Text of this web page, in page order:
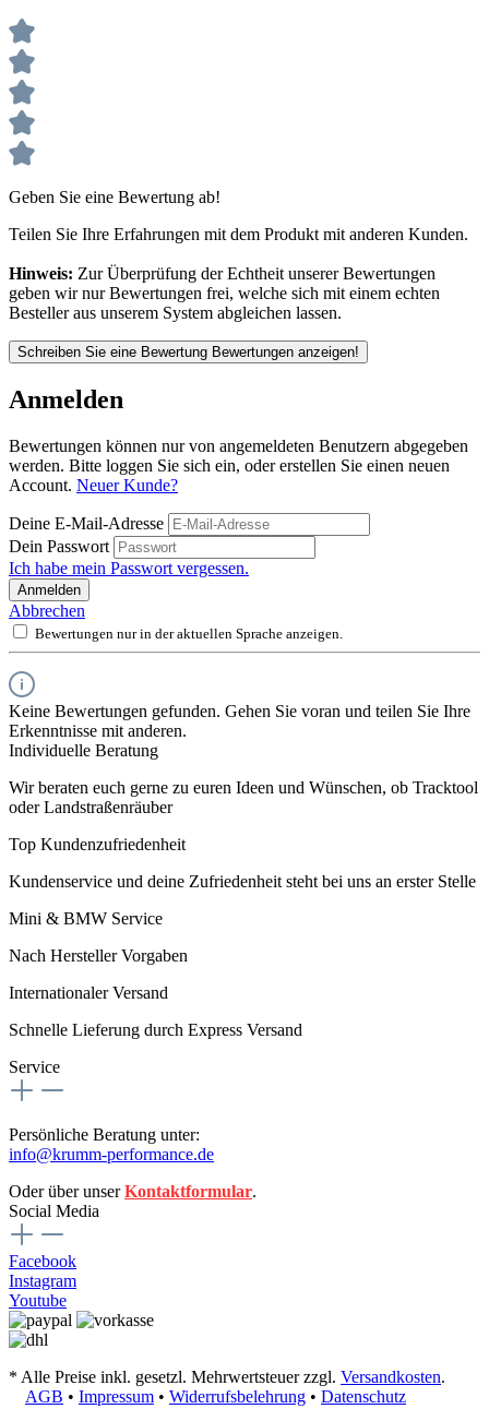
Geben Sie eine Bewertung ab!
Teilen Sie Ihre Erfahrungen mit dem Produkt mit anderen Kunden.
Hinweis: Zur Überprüfung der Echtheit unserer Bewertungen
geben wir nur Bewertungen frei, welche sich mit einem echten
Besteller aus unserem System abgleichen lassen.
Schreiben Sie eine Bewertung Bewertungen anzeigen!
Anmelden
Bewertungen können nur von angemeldeten Benutzern abgegeben
werden. Bitte loggen Sie sich ein, oder erstellen Sie einen neuen
Account. Neuer Kunde?
Deine E-Mail-Adresse
Dein Passwort
Ich habe mein Passwort vergessen.
Anmelden
Abbrechen
Bewertungen nur in der aktuellen Sprache anzeigen.
Keine Bewertungen gefunden. Gehen Sie voran und teilen Sie Ihre
Erkenntnisse mit anderen.
Individuelle Beratung
Wir beraten euch gerne zu euren Ideen und Wünschen, ob Tracktool
oder Landstraßenräuber
Top Kundenzufriedenheit
Kundenservice und deine Zufriedenheit steht bei uns an erster Stelle
Mini & BMW Service
Nach Hersteller Vorgaben
Internationaler Versand
Schnelle Lieferung durch Express Versand
Service
Persönliche Beratung unter:
info@krumm-performance.de
Oder über unserKontaktformular.
Social Media
Facebook
Instagram
Youtube
* Alle Preise inkl. gesetzl. Mehrwertsteuer zzgl. Versandkosten.
AGB • Impressum • Widerrufsbelehrung • Datenschutz